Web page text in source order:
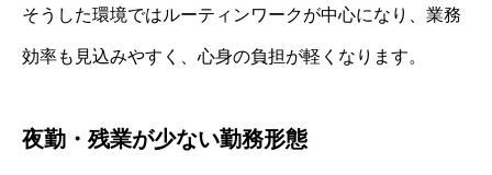
そうした環境ではルーティンワークが中心になり、業務
効率も見込みやすく、心身の負担が軽くなります。
夜勤・残業が少ない勤務形態